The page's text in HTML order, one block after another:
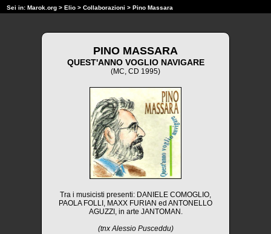
Sei in: Marok.org > Elio > Collaborazioni > Pino Massara
PINO MASSARA
QUEST'ANNO VOGLIO NAVIGARE
(MC, CD 1995)
Tra i musicisti presenti: DANIELE COMOGLIO,
PAOLA FOLLI, MAXX FURIAN ed ANTONELLO
AGUZZI, in arte JANTOMAN.
(tnx Alessio Pusceddu)